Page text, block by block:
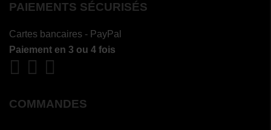
PAIEMENTS SÉCURISÉS
Cartes bancaires - PayPal
Paiement en 3 ou 4 fois
COMMANDES